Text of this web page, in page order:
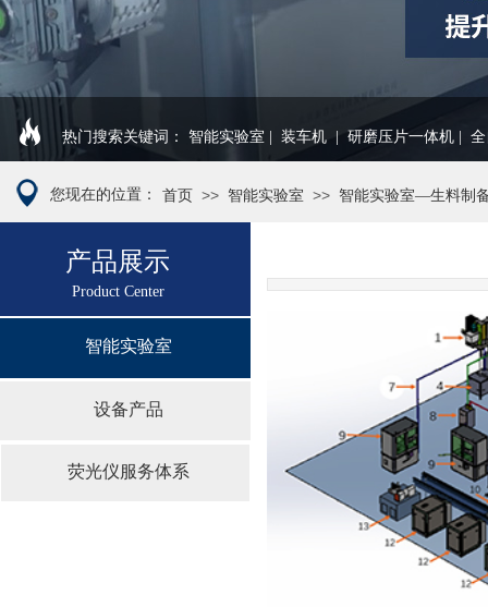
热门搜索关键词： 智能实验室 | 装车机 | 研磨压片一体机 | 全
您现在的位置： 首页 >> 智能实验室 >> 智能实验室—生料制
产品展示
Product Center
智能实验室
设备产品
荧光仪服务体系